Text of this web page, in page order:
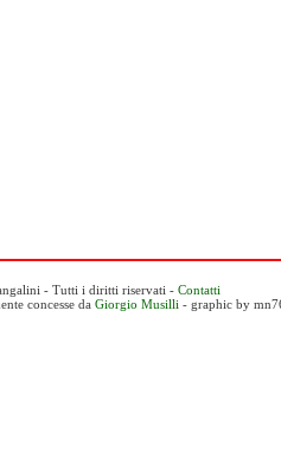
- Tutti i diritti riservati - Contatti
concesse da Giorgio Musilli - graphic by